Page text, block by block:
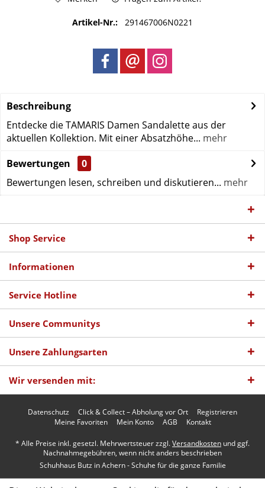
Artikel-Nr.: 291467006N0221
Beschreibung
Entdecke die TAMARIS Damen Sandalette aus der
aktuellen Kollektion. Mit einer Absatzhöhe... mehr
Bewertungen
0
Bewertungen lesen, schreiben und diskutieren... mehr
Shop Service
Informationen
Service Hotline
Unsere Communitys
Unsere Zahlungsarten
Wir versenden mit:
Datenschutz Click & Collect – Abholung vor Ort
Registrieren
Meine Favoriten
Mein Konto AGB Kontakt
* Alle Preise inkl. gesetzl. Mehrwertsteuer zzgl.Versandkosten und ggf.
Nachnahmegebühren, wenn nicht anders beschrieben
Schuhhaus Butz in Achern - Schuhe für die ganze Familie